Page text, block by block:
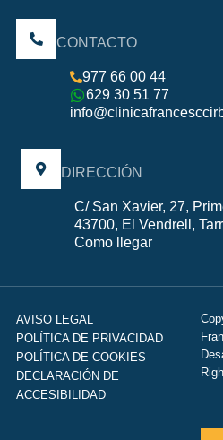
CONTACTO
977 66 00 44
629 30 51 77
DIRECCIÓN
C/ San Xavier, 27,
43700, El Vendrell,
Como llegar
AVISO LEGAL
POLÍTICA DE PRIVACIDAD
POLÍTICA DE COOKIES
DECLARACIÓN DE
ACCESIBILIDAD